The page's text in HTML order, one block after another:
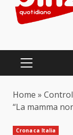
PRIMARY
Home »
“La mamma
Cronaca Italia